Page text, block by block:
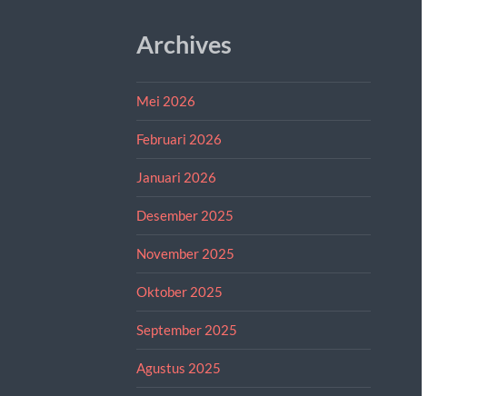
Archives
Mei 2026
Februari 2026
Januari 2026
Desember 2025
November 2025
Oktober 2025
September 2025
Agustus 2025